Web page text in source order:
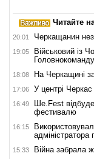
Читайте
20:01 Черкащанин
19:05
Військовий із
18:08 На Черкащині
17:06 У центрі
16:49
Ше.Fest
фестивалю
16:15
15:33 Війна забрала